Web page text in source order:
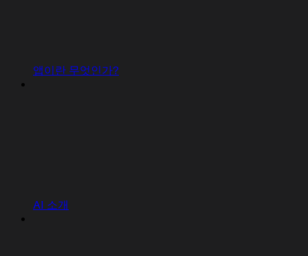
앱이란 무엇인가?
AI 소개